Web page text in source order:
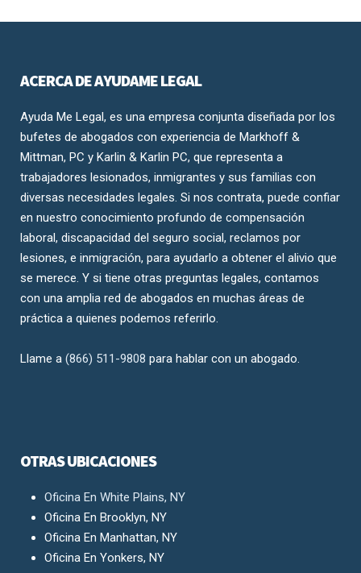
ACERCA DE AYUDAME LEGAL
Ayuda Me Legal, es una empresa conjunta diseñada por los
bufetes de abogados con experiencia de Markhoff &
Mittman, PC y Karlin & Karlin PC, que representa a
trabajadores lesionados, inmigrantes y sus familias con
diversas necesidades legales. Si nos contrata, puede confiar
en nuestro conocimiento profundo de compensación
laboral, discapacidad del seguro social, reclamos por
lesiones, e inmigración, para ayudarlo a obtener el alivio que
se merece. Y si tiene otras preguntas legales, contamos
con una amplia red de abogados en muchas áreas de
práctica a quienes podemos referirlo.
Llame a (866) 511-9808 para hablar con un abogado.
OTRAS UBICACIONES
Oficina En White Plains, NY
Oficina En Brooklyn, NY
Oficina En Manhattan, NY
Oficina En Yonkers, NY